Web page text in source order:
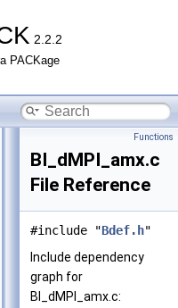
2.2.2
PACKage
Functions
BI_dMPI_amx.c
File Reference
#include "Bdef.h"
Include dependency
graph for
BI_dMPI_amx.c: